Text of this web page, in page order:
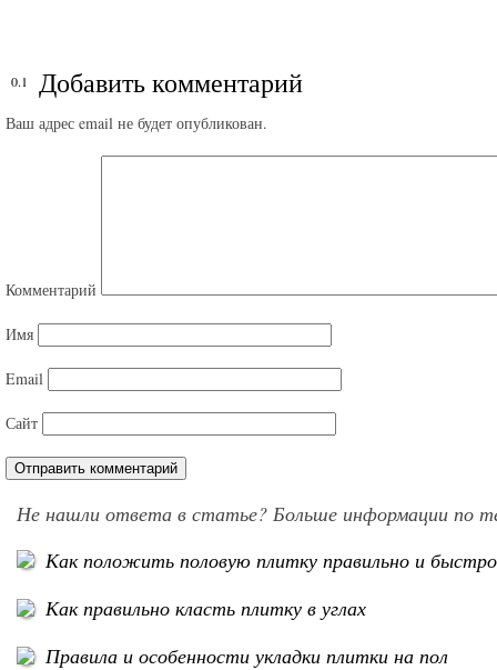
Добавить комментарий
Ваш адрес email не будет опубликован.
Комментарий
Имя
Email
Сайт
Не нашли ответа в статье? Больше информации по
Как положить половую плитку правильно и
Как правильно класть плитку в углах
Правила и особенности укладки плитки на пол